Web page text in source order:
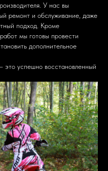
У нас вы
ремонт и обслуживание, даже
подход. Кроме
мы готовы провести
дополнительное
успешно восстановленный